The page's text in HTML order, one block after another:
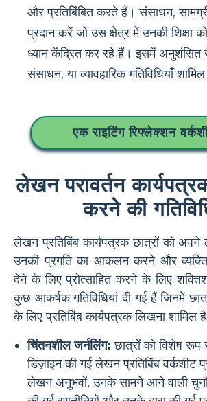
और प्रतिबिंबित करते हैं। संसाधन, सामग्री
प्रदान करें जो उस क्षेत्र में उनकी
ध्यान केंद्रित कर रहे हैं। इसमें अनुशंसित
संसाधन, या व्यावहारिक गतिविधियाँ
एक राइटिंग रिफ्लेक्शन
लेखन परावर्तन
करने की
लेखन प्रतिबिंब कार्यपत्रक छात्रों को
उनकी प्रगति का आकलन करने और
देने के लिए प्रोत्साहित करने के लिए
कुछ आकर्षक गतिविधियां दी गई हैं जिनमें
के लिए प्रतिबिंब कार्यपत्रक लिखना शामिल है:
चिंतनशील जर्नलिंग: छात्रों को विशेष रूप
डिज़ाइन की गई लेखन प्रतिबिंब वर्कशीट
लेखन अनुभवों, उनके सामने आने वाली